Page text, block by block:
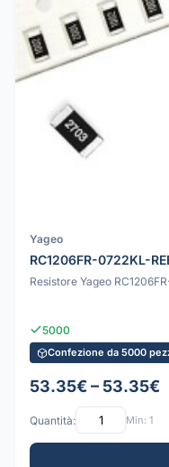
Yageo
RC1206FR-0722KL-
Resistore Yageo
5000
Confezione da 5000
53.35€ – 53.35€
Quantità: Min: 1